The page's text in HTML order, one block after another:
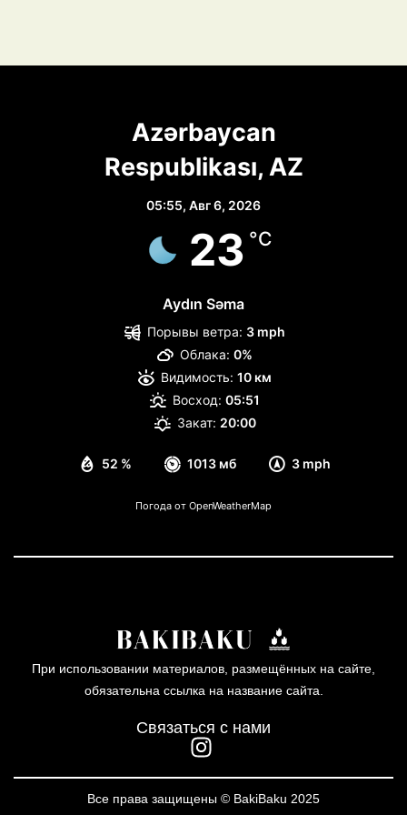
Azərbaycan
Respublikası, AZ
05:55, Авг 6, 2026
23 °C
Aydın Səma
52 % 1013 мб 3 mph
Порывы ветра: 3 mph
Облака: 0%
Видимость: 10 км
Восход: 05:51
Закат: 20:00
Погода от OpenWeatherMap
При использовании материалов, размещённых на сайте,
обязательна ссылка на название сайта.
Связаться с нами
Все права защищены © BakiBaku 2025